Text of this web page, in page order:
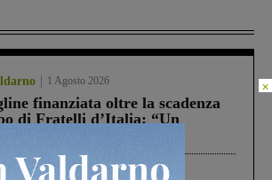
1 Agosto 2026
finanziata oltre la scadenza
di Fratelli d’Italia: “Un
2026
×